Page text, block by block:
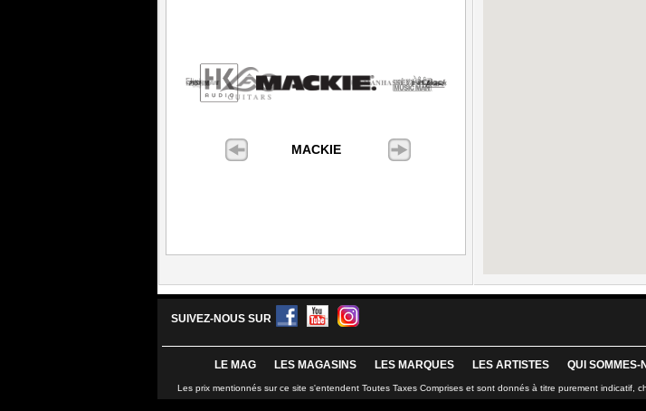
MACKIE
SUIVEZ-NOUS SUR
LE MAG LES MAGASINS LES MARQUES LES ARTISTES QUI SOMMES-
Les prix mentionnés sur ce site s'entendent Toutes Taxes Comprises et sont donnés à titre purement indicatif,